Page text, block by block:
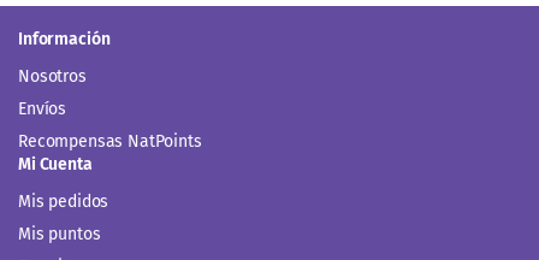
Información
Nosotros
Envíos
Recompensas NatPoints
Mi Cuenta
Mis pedidos
Mis puntos